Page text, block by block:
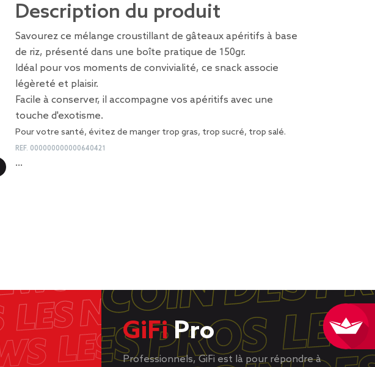
Description du produit
Savourez ce mélange croustillant de gâteaux apéritifs à base
de riz, présenté dans une boîte pratique de 150gr.
Idéal pour vos moments de convivialité, ce snack associe
légèreté et plaisir.
Facile à conserver, il accompagne vos apéritifs avec une
touche d'exotisme.
Pour votre santé, évitez de manger trop gras, trop sucré, trop salé.
REF. 000000000000640421
…
GiFiPro
Professionnels, GiFi est là pour répondre à